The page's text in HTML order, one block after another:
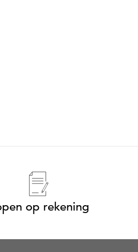
op rekening